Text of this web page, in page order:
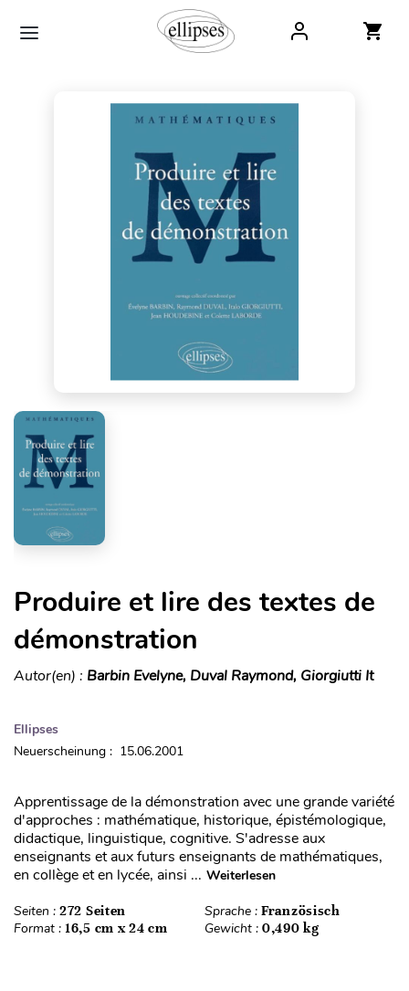
Produire et lire des textes de
démonstration
Autor(en) : Barbin Evelyne, Duval Raymond, Giorgiutti It
Ellipses
Neuerscheinung : 15.06.2001
Apprentissage de la démonstration avec une grande variété
d'approches : mathématique, historique, épistémologique,
didactique, linguistique, cognitive. S'adresse aux
enseignants et aux futurs enseignants de mathématiques,
en collège et en lycée, ainsi ... Weiterlesen
Seiten : 272 Seiten Sprache : Französisch
Format : 16,5 cm x 24 cm Gewicht : 0,490 kg